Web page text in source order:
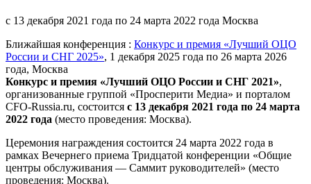
c 13 декабря 2021 года по 24 марта 2022 года Москва
Ближайшая конференция : Конкурс и премия «Лучший ОЦО
России и СНГ 2025», 1 декабря 2025 года по 26 марта 2026
года, Москва
Конкурс и премия «Лучший ОЦО России и СНГ 2021»,
организованные группой «Просперити Медиа» и порталом
CFO-Russia.ru, состоится c 13 декабря 2021 года по 24 марта
2022 года (место проведения: Москва).
Церемония награждения состоится 24 марта 2022 года в
рамках Вечернего приема Тридцатой конференции «Общие
центры обслуживания — Саммит руководителей» (место
проведения: Москва).